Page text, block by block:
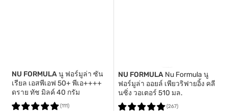
NU FORMULAนู ฟอร์มูล่า ซัน
เรียล เอสพีเอฟ 50+ พีเอ++++
ดราย ทัช มิลค์ 40 กรัม
(111)
NU FORMULA Nu Formula นู
ฟอร์มูล่า ออยล์ เพียวริฟายอิ้ง คลี
นซิ่ง วอเตอร์ 510 มล.
(267)